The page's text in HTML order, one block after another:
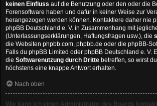
keinen Einfluss auf die Benutzung oder den oder die
Forensoftware haben und dafür in keiner Weise zur
herangezogen werden können. Kontaktiere daher nie
phpBB Deutschland e. V. in Zusammenhang mit
(Unterlassungserklärungen, Haftungsfragen usw.), die
die Websiten phpbb.com, phpbb.de oder die phpBB-
Falls du phpBB Limited oder phpBB Deutschland e. V.
die Softwarenutzung durch Dritte betreffen, so wirst
höchstens eine knappe Antwort erhalten.
Nach oben
Wie kann ich einen Administrator des Boards